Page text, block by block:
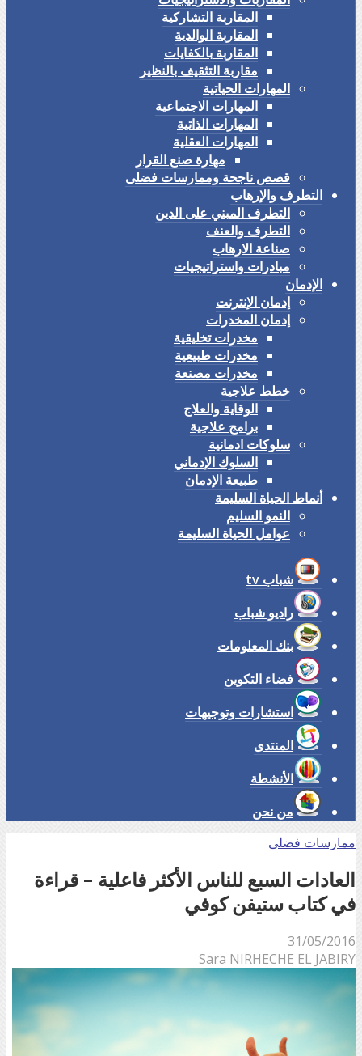
المقاربة التشاركية
المقاربة الوالدية
المقاربة بالكفايات
مقاربة التثقيف بالنظير
المهارات الحياتية
المهارات الاجتماعية
المهارات الذاتية
المهارات العقلية
مهارة صنع القرار
قصص ناجحة وممارسات فضلى
التطرف والإرهاب
التطرف المبني على الدين
التطرف والعنف
صناعة الارهاب
مبادرات واستراتيجيات
الإدمان
إدمان الإنترنت
إدمان المخدرات
مخدرات تخليقية
مخدرات طبيعية
مخدرات مصنعة
خطط علاجية
الوقاية والعلاج
برامج علاجية
سلوكات ادمانية
السلوك الإدماني
طبيعة الإدمان
أنماط الحياة السليمة
النمو السليم
عوامل الحياة السليمة
شباب tv
راديو شباب
بنك المعلومات
فضاء التكوين
استشارات وتوجيهات
المنتدى
الأنشطة
من نحن
ممارسات فضلى
العادات السبع للناس الأكثر فاعلية – قراءة
في كتاب ستيفن كوفي
31/05/2016
Sara NIRHECHE EL JABIRY